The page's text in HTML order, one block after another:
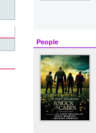
People